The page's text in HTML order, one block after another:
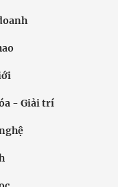
- Giải trí